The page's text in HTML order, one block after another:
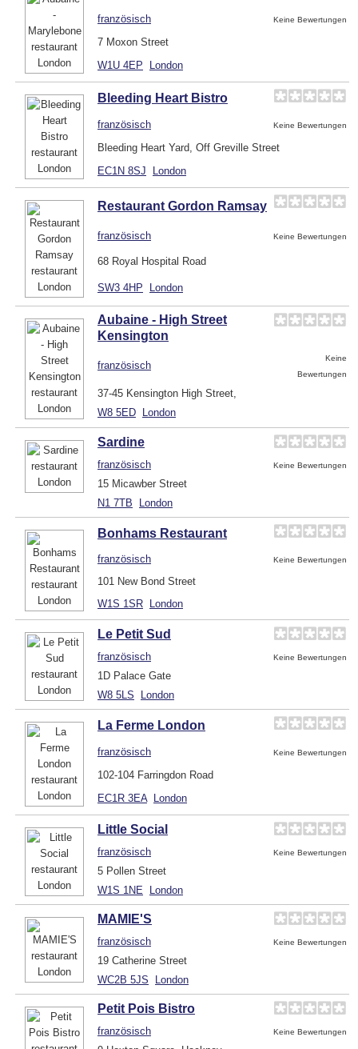
französisch Keine Bewertungen
7 Moxon Street
W1U 4EP
London
Bleeding Heart Bistro
französisch Keine Bewertungen
Bleeding Heart Yard, Off Greville Street
EC1N 8SJ
London
Restaurant Gordon Ramsay
französisch Keine Bewertungen
68 Royal Hospital Road
SW3 4HP London
Aubaine - High Street
Kensington
französisch
Keine
Bewertungen
37-45 Kensington High Street,
W8 5ED London
Sardine
französisch Keine Bewertungen
15 Micawber Street
N1 7TB
London
Bonhams Restaurant
französisch Keine Bewertungen
101 New Bond Street
W1S 1SR London
Le Petit Sud
französisch Keine Bewertungen
1D Palace Gate
W8 5LS
London
La Ferme London
französisch Keine Bewertungen
102-104 Farringdon Road
EC1R 3EA London
Little Social
französisch Keine Bewertungen
5 Pollen Street
W1S 1NE
London
MAMIE'S
französisch Keine Bewertungen
19 Catherine Street
WC2B 5JS
London
Petit Pois Bistro
französisch Keine Bewertungen